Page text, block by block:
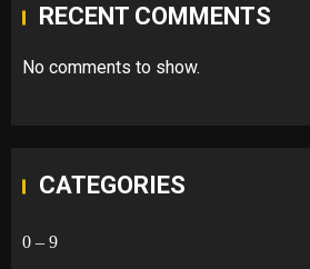
RECENT COMMENTS
No comments to show.
CATEGORIES
0 – 9